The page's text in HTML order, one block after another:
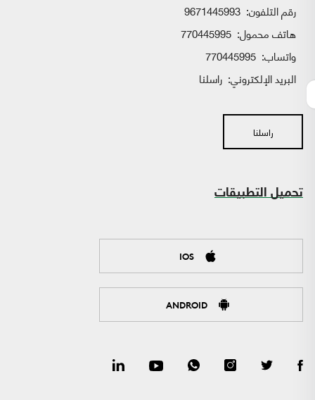
رقم التلفون: 9671445993
هاتف محمول: 770445995
واتساب:
البريد الإلكتروني: راسلنا
راسلنا
تحميل التطبيقات
IOS
ANDROID